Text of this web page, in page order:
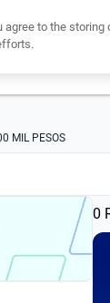
MIL PESOS
0
agree to the